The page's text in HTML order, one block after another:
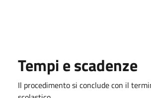
Tempi e scadenze
Il procedimento si conclude con il